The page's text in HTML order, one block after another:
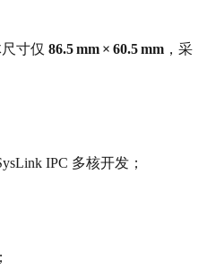
寸仅 86.5 mm × 60.5 mm ，采
IPC 多核开发；